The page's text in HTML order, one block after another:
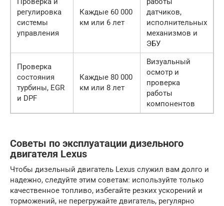
регулировка
системы
управления
Каждые 60 000
км или 6 лет
датчиков,
исполнительных
механизмов и
ЭБУ
Проверка
состояния
турбины, EGR
и DPF
Каждые 80 000
км или 8 лет
Визуальный
осмотр и
проверка
работы
компонентов
Советы по эксплуатации дизельного
двигателя Lexus
Чтобы дизельный двигатель Lexus служил вам долго и
надежно, следуйте этим советам: используйте только
качественное топливо, избегайте резких ускорений и
торможений, не перегружайте двигатель, регулярно